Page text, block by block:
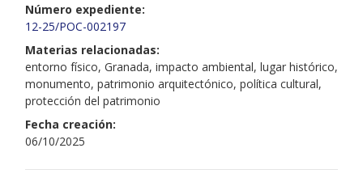
Número expediente:
12-25/POC-002197
Materias relacionadas:
entorno físico, Granada, impacto ambiental, lugar histórico,
monumento, patrimonio arquitectónico, política cultural,
protección del patrimonio
Fecha creación:
06/10/2025